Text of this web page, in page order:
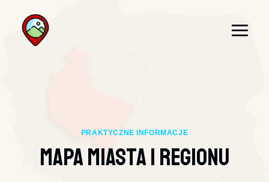
PRAKTYCZNE INFORMACJE
Mapa Miasta I Regionu